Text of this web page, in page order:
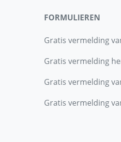
FORMULIEREN
Gratis vermelding
Gratis vermelding
Gratis vermelding
Gratis vermelding